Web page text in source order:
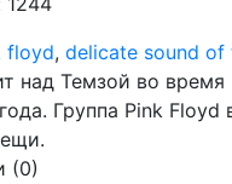
floyd, delicate sound of
над Темзой во
Группа Pink
(0)